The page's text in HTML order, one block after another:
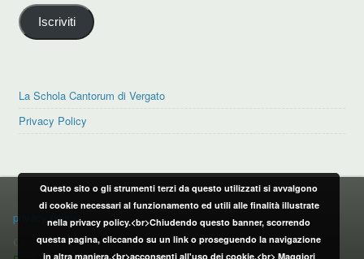
mail
Iscriviti
La Schola Cantorum di Vergato
Privacy Policy
PRIVACY POLICY
privacy policy
CONTATTI:
Questo sito o gli strumenti terzi da questo utilizzati si avvalgono
di cookie necessari al funzionamento ed utili alle finalità illustrate
nella privacy policy.<br>Chiudendo questo banner, scorrendo
questa pagina, cliccando su un link o proseguendo la navigazione
in altra maniera,<br>acconsenti all'uso dei cookie.<br> Maggiori